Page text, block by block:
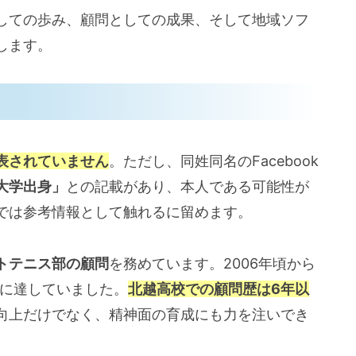
の歩み、顧問としての成果、そして地域ソフ
す。
されていません。ただし、同姓同名のFacebook
出身」
との記載があり、本人である可能性が
は参考情報として触れるに留めます。
テニス部の顧問を務めています。2006年頃から
達していました。 北越高校での顧問歴は6年以
だけでなく、精神面の育成にも力を注いでき